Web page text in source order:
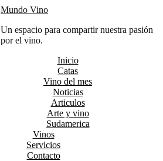
Mundo Vino
Un espacio para compartir nuestra pasión
por el vino.
Inicio
Catas
Vino del mes
Noticias
Articulos
Arte y vino
Sudamerica
Vinos
Servicios
Contacto